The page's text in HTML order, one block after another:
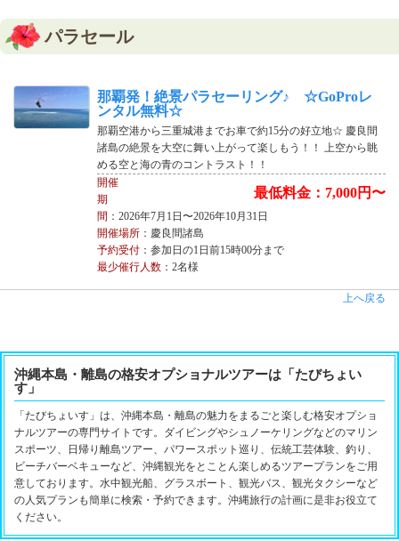
パラセール
那覇発！絶景パラセーリング♪ ☆GoProレ
ンタル無料☆
那覇空港から三重城港までお車で約15分の好立地☆ 慶良間
諸島の絶景を大空に舞い上がって楽しもう！！ 上空から眺
める空と海の青のコントラスト！！
最低料金：7,000円〜
開催
期
間 ：2026年7月1日〜2026年10月31日
開催場所：慶良間諸島
予約受付：参加日の1日前15時00分まで
最少催行人数：2名様
上へ戻る
沖縄本島・離島の格安オプショナルツアーは「たびちょい
す」
「たびちょいす」は、沖縄本島・離島の魅力をまるごと楽しむ格安オプショ
ナルツアーの専門サイトです。ダイビングやシュノーケリングなどのマリン
スポーツ、日帰り離島ツアー、パワースポット巡り、伝統工芸体験、釣り、
ビーチバーベキューなど、沖縄観光をとことん楽しめるツアープランをご用
意しております。水中観光船、グラスボート、観光バス、観光タクシーなど
の人気プランも簡単に検索・予約できます。沖縄旅行の計画に是非お役立て
ください。